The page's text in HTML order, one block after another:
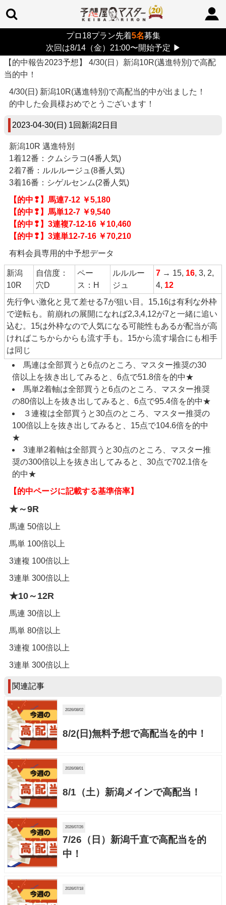
プロ18プラン先着5名募集
次回は8/14（金）21:00〜開始予定 ▶
> 4/30(日）新潟10R(邁進特別)で高配当的中！
2023/05/02
【的中報告2023予想】 4/30(日）新潟10R(邁進特別)で高配
当的中！
4/30(日) 新潟10R(邁進特別)で高配当的中が出ました！
的中した会員様おめでとうございます！
2023-04-30(日) 1回新潟2日目
新潟10R 邁進特別
1着12番：クムシラコ(4番人気)
2着7番：ルルルージュ(8番人気)
3着16番：シゲルセンム(2番人気)
【的中❢】馬連7-12 ￥5,180
【的中❢】馬単12-7 ￥9,540
【的中❢】3連複7-12-16 ￥10,460
【的中❢】3連単12-7-16 ￥70,210
有料会員専用的中予想データ
新潟
10R
自信度：
穴D
ペー
ス：H
ルルルー
ジュ
7 → 15, 16, 3, 2,
4, 12
先行争い激化と見て差せる7が狙い目。15,16は有利な外枠
で逆転も。前崩れの展開になれば2,3,4,12が7と一緒に追い
込む。15は外枠なので人気になる可能性もあるが配当が高
ければこちからからも流す手も。15から流す場合にも相手
は同じ
馬連は全部買うと6点のところ、マスター推奨の30
倍以上を抜き出してみると、6点で51.8倍を的中★
馬単2着軸は全部買うと6点のところ、マスター推奨
の80倍以上を抜き出してみると、6点で95.4倍を的中★
３連複は全部買うと30点のところ、マスター推奨の
100倍以上を抜き出してみると、15点で104.6倍を的中
★
3連単2着軸は全部買うと30点のところ、マスター推
奨の300倍以上を抜き出してみると、30点で702.1倍を
的中★
【的中ページに記載する基準倍率】
★～9R
馬連 50倍以上
馬単 100倍以上
3連複 100倍以上
3連単 300倍以上
★10～12R
馬連 30倍以上
馬単 80倍以上
3連複 100倍以上
3連単 300倍以上
関連記事
2026/08/02
8/2(日)無料予想で高配当を的中！
2026/08/01
8/1（土）新潟メインで高配当！
2026/07/26
7/26（日）新潟千直で高配当を的
中！
2026/07/18